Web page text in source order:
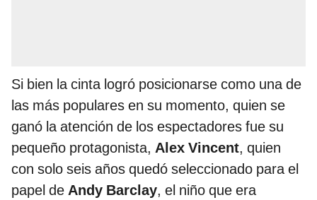
Si bien la cinta logró posicionarse como una de
las más populares en su momento, quien se
ganó la atención de los espectadores fue su
pequeño protagonista, Alex Vincent, quien
con solo seis años quedó seleccionado para el
papel de Andy Barclay, el niño que era